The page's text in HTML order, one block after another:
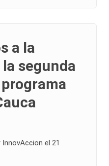
a la
segunda
InnovAccion el 21